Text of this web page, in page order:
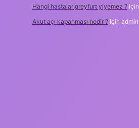
Hangi hastalar greyfurt yiyemez ?için
Akut açı kapanması nedir ?için admin